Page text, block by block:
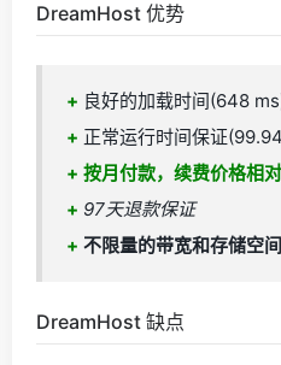
DreamHost 优势
+ 良好的加载时间(648
+ 正常运行时间保证
+ 按月付款，续费价格相
+ 97天退款保证
+ 不限量的带宽和存储空间
DreamHost 缺点